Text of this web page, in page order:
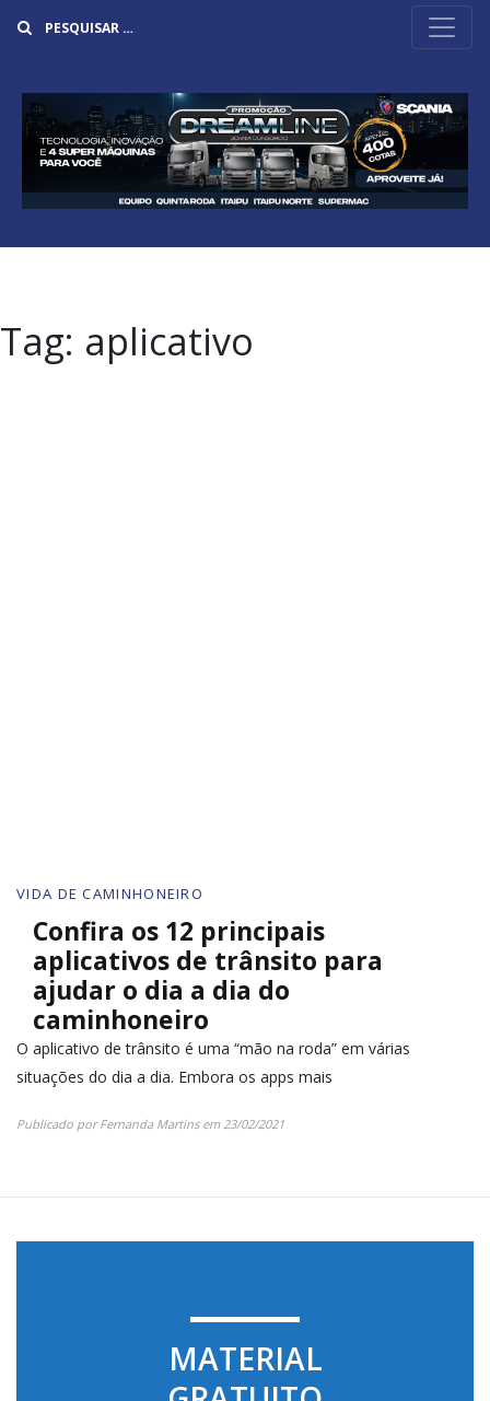
Tag: aplicativo
VIDA DE CAMINHONEIRO
Confira os 12 principais
aplicativos de trânsito para
ajudar o dia a dia do
caminhoneiro
O aplicativo de trânsito é uma “mão na roda” em várias
situações do dia a dia. Embora os apps mais
Publicado porFernanda Martinsem23/02/2021
MATERIAL